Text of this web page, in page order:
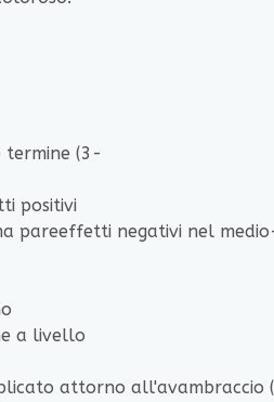
termine (3-
positivi
pareeffetti negativi nel
a livello
all'avambraccio